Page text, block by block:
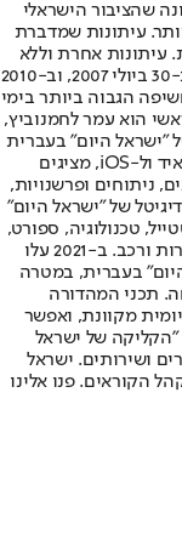
שהציבור הישראלי
עיתונות שמדברת
עיתונות אחרת וללא
תשלום. המהדורה המודפסת הראשונה פורסמה ב-30 ביולי 2007, וב-2010
הגבוה ביותר בימי
הוא עמר לחמנוביץ,
"ישראל היום" בעברית
ובאנגלית, כמו כן היישומונים (אפליקציות) לאנדרואיד ול-iOS, מציגים
ניתוחים ופרשנויות,
של "ישראל היום"
טכנולוגיה, ספורט,
כלכלה וצרכנות, בריאות, חיילים, אוכל, יהדות, תיירות ורכב. ב-2021 עלו
בעברית, במטרה
תכני המהדורה
מקוונת, ואפשר
"הקליקה של ישראל
ושירותים. ישראל
הקוראים. פנו אלינו